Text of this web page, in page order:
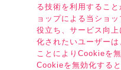
る技術を利用するこ
ョップによる当ショ
役立ち、サービス向
化されたいユーザー
ことによりCookieを
Cookieを無効化する